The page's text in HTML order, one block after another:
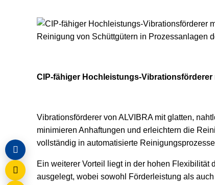
CIP-fähiger Hochleistungs-Vibrationsförderer
Vibrationsförderer von ALVIBRA mit glatten,
minimieren Anhaftungen und erleichtern die
vollständig in automatisierte
Ein weiterer Vorteil liegt in der hohen
ausgelegt, wobei sowohl Förderleistung als